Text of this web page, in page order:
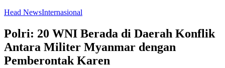
Head NewsInternasional
Polri: 20 WNI Berada di Daerah Konflik
Antara Militer Myanmar dengan
Pemberontak Karen